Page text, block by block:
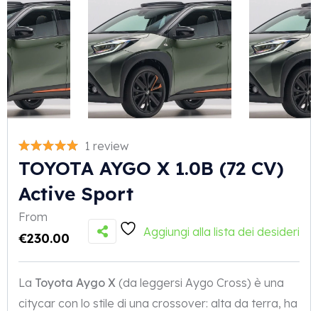
1 review
TOYOTA AYGO X 1.0B (72 CV)
Active Sport
From
€230.00 Aggiungi alla lista dei desideri
La Toyota Aygo X (da leggersi Aygo Cross) è una
citycar con lo stile di una crossover: alta da terra, ha